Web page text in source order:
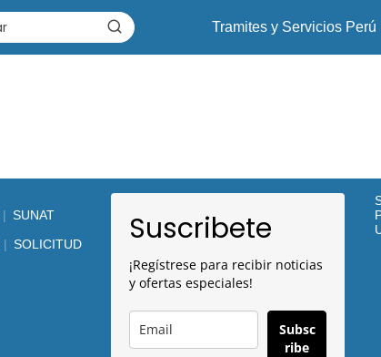
Tramites y Servicios Perú
SUNAT
SOLICITUD Suscribete
¡Regístrese para recibir noticias
y ofertas especiales!
Subsc
ribe